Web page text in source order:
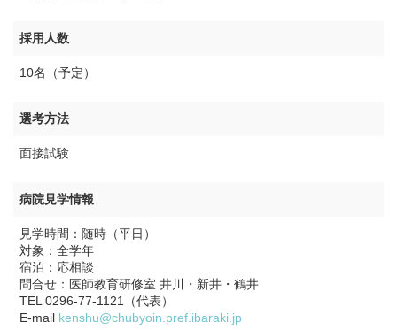
採用人数
10名（予定）
選考方法
面接試験
病院見学情報
見学時間：随時（平日）
対象：全学年
宿泊：応相談
問合せ：医師教育研修室 井川・新井・鶴井
TEL 0296-77-1121（代表）
E-mail kenshu@chubyoin.pref.ibaraki.jp